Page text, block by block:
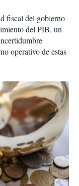
fiscal del gobierno
del PIB, un
operativo de estas